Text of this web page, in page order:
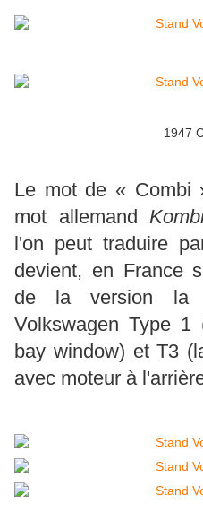
1947
Le mot de « Combi
mot allemand
l'on peut traduire
devient, en France
de la version la
Volkswagen Type
bay window) et T3
avec moteur à